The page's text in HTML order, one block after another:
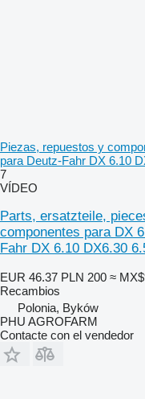
Piezas, repuestos y
para Deutz-Fahr DX 6.10
7
VÍDEO
Parts, ersatzteile,
componentes para DX
Fahr DX 6.10 DX6.30
EUR 46.37 PLN 200 ≈
Recambios
Polonia, Byków
PHU AGROFARM
Contacte con el vendedor